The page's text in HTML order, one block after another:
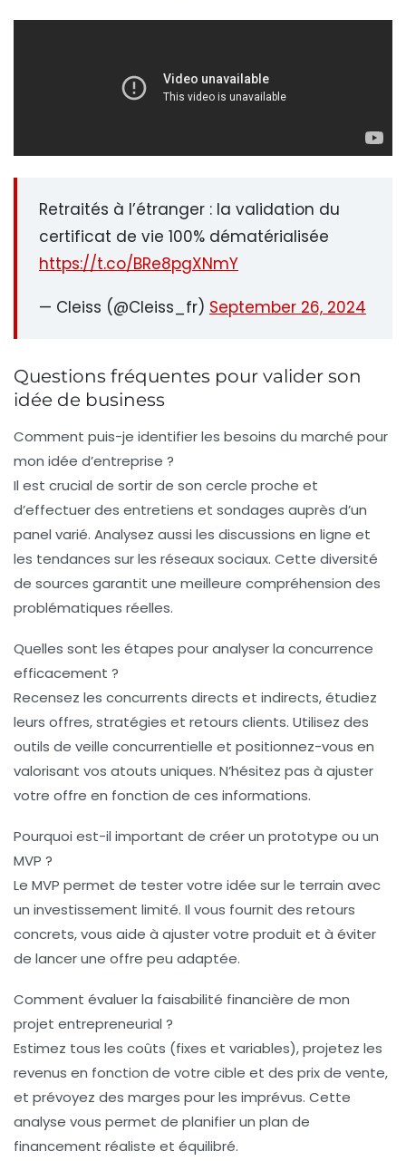
Retraités à l’étranger : la validation du
certificat de vie 100% dématérialisée
https://t.co/BRe8pgXNmY
— Cleiss (@Cleiss_fr) September 26, 2024
Questions fréquentes pour valider son
idée de business
Comment puis-je identifier les besoins du marché pour
mon idée d’entreprise ?
Il est crucial de sortir de son cercle proche et
d’effectuer des entretiens et sondages auprès d’un
panel varié. Analysez aussi les discussions en ligne et
les tendances sur les réseaux sociaux. Cette diversité
de sources garantit une meilleure compréhension des
problématiques réelles.
Quelles sont les étapes pour analyser la concurrence
efficacement ?
Recensez les concurrents directs et indirects, étudiez
leurs offres, stratégies et retours clients. Utilisez des
outils de veille concurrentielle et positionnez-vous en
valorisant vos atouts uniques. N’hésitez pas à ajuster
votre offre en fonction de ces informations.
Pourquoi est-il important de créer un prototype ou un
MVP ?
Le MVP permet de tester votre idée sur le terrain avec
un investissement limité. Il vous fournit des retours
concrets, vous aide à ajuster votre produit et à éviter
de lancer une offre peu adaptée.
Comment évaluer la faisabilité financière de mon
projet entrepreneurial ?
Estimez tous les coûts (fixes et variables), projetez les
revenus en fonction de votre cible et des prix de vente,
et prévoyez des marges pour les imprévus. Cette
analyse vous permet de planifier un plan de
financement réaliste et équilibré.